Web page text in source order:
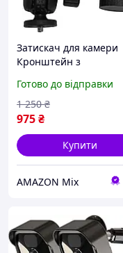
Затискач для камери
Кронштейн з
обертанням на 360
градусів
Готово до відправки
975₴
1 250 ₴
Купити
AMAZON Mix